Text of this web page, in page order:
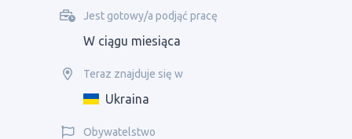
Jest gotowy/a podjąć pracę
W ciągu miesiąca
Teraz znajduje się w
Ukraina
Obywatelstwo